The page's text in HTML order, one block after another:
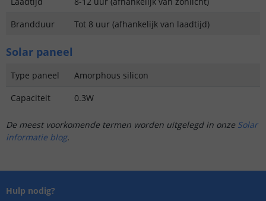
Brandduur
Tot 8 uur (afhankelijk van laadtijd)
Solar paneel
Type paneel
Amorphous silicon
Capaciteit
0.3W
De meest voorkomende termen worden uitgelegd in onze Solar
informatie blog.
Hulp nodig?